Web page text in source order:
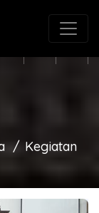
Kegiatan